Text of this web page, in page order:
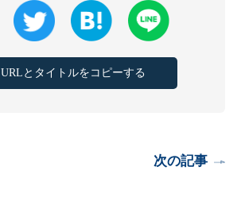
URLとタイトルをコピーする
次の記事